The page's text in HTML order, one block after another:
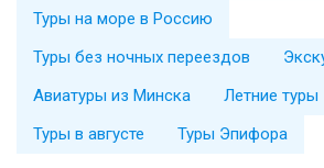
Туры на море в Россию
Туры без ночных переездов
Авиатуры из Минска
Летние туры
Туры в августе
Туры Эпифора